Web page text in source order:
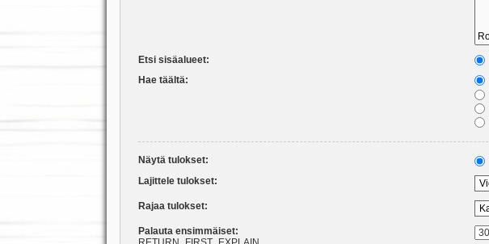
Etsi sisäalueet:
Hae täältä:
Näytä tulokset:
Lajittele tulokset:
Rajaa tulokset:
Palauta ensimmäiset: